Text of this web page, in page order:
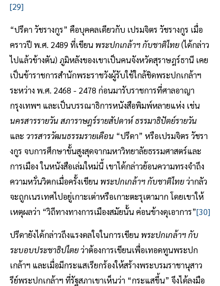
[29]
“ปรีดา วัชรางกูร” คือบุคคลเดียวกับ เปรมจิตร วัชรางกูร เมื่อ
คราวปี พ.ศ. 2489 ที่เขียน พระปกเกล้าฯ กับชาติไทย(ได้กล่าว
ไปแล้วข้างตัน) ภูมิหลังของเขาเป็นคนจังหวัดสุราษฎร์ธานี เคย
เป็นข้าราชการสำนักพระราชวังผู้รับใช้ใกล้ชิดพระปกเกล้าฯ
ระหว่าง พ.ศ. 2468 - 2478 ก่อนมารับราชการที่ศาลอาญา
กรุงเทพฯ และเป็นบรรณาธิการหนังสือพิมพ์หลายแห่ง เช่น
นครสารรายวัน สภาราษฎร์รายสัปดาห์ ธรรมาธิปัตย์รายวัน
และ วารสารวัฒนธรรมรายเดือน “ปรีดา” หรือเปรมจิตร วัชรา
งกูร จบการศึกษาขั้นสูงสุดจากมหาวิทยาลัยธรรมศาสตร์และ
การเมือง ในหนังสือเล่มใหม่นี้ เขาได้กล่าวย้อนความทรงจำถึง
ความหวั่นวิตกเมื่อครั้งเขียน พระปกเกล้าฯ กับชาติไทยว่ากลัว
จะถูกเนรเทศไปอยู่เกาะเต่าหรือเกาะตะรุเตามาก โดยเขาให้
เหตุผลว่า “วิถีทางทางการเมืองสมัยนั้น ค่อนข้างดุเอาการ”[30]
ปรีดายังได้กล่าวถึงแรงดลใจในการเขียน พระปกเกล้าฯ กับ
ระบอบประชาธิปไตยว่าต้องการเขียนเพื่อเทอดทูนพระปก
เกล้าฯ และเมื่อมีกระแสเรียกร้องให้สร้างพระบรมราชานุสาว
รีย์พระปกเกล้าฯ ที่รัฐสภาเขาเห็นว่า “กระแสขึ้น” จึงได้ลงมือ